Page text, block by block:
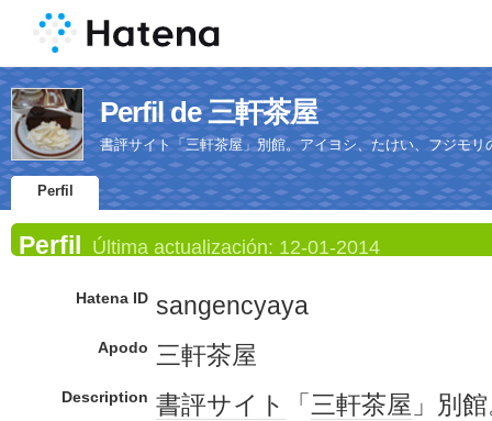
Perfil de 三軒茶屋
書評サイト「三軒茶屋」別館。アイヨシ、たけい、フジモリ
Perfil
Perfil Última actualización: 12-01-2014
Hatena ID sangencyaya
Apodo 三軒茶屋
Description 書評サイト 「 三軒茶屋 」別